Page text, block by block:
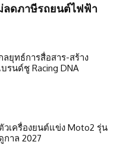
ม่ลดภาษีรถยนต์ไฟฟ้า
ลยุทธ์การสื่อสาร-สร้าง
รนด์ชู Racing DNA
วเครื่องยนต์แข่ง Moto2 รุ่น
าล 2027